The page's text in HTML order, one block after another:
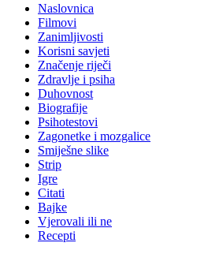
Naslovnica
Filmovi
Zanimljivosti
Korisni savjeti
Značenje riječi
Zdravlje i psiha
Duhovnost
Biografije
Psihotestovi
Zagonetke i mozgalice
Smiješne slike
Strip
Igre
Citati
Bajke
Vjerovali ili ne
Recepti